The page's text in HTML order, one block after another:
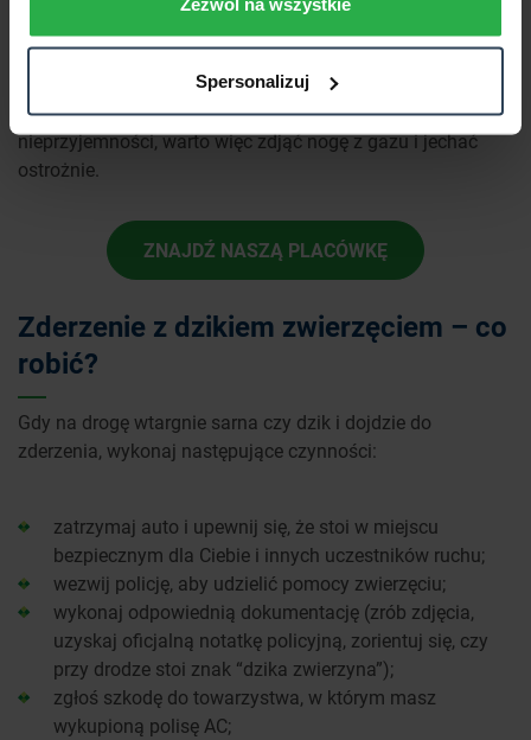
Spersonalizuj
drodze nieodpowiedzialnie (np. jechał zbyt szybko).
Zarówno ubezpieczyciel, jak i sąd najpewniej rozpatrzy
taką sprawę na niekorzyść kierowcy. Aby uniknąć
nieprzyjemności, warto więc zdjąć nogę z gazu i jechać
ostrożnie.
ZNAJDŹ NASZĄ PLACÓWKĘ
Zderzenie z dzikiem zwierzęciem – co
robić?
Gdy na drogę wtargnie sarna czy dzik i dojdzie do
zderzenia, wykonaj następujące czynności:
zatrzymaj auto i upewnij się, że stoi w miejscu
bezpiecznym dla Ciebie i innych uczestników ruchu;
wezwij policję, aby udzielić pomocy zwierzęciu;
wykonaj odpowiednią dokumentację (zrób zdjęcia,
uzyskaj oficjalną notatkę policyjną, zorientuj się, czy
przy drodze stoi znak “dzika zwierzyna”);
zgłoś szkodę do towarzystwa, w którym masz
wykupioną polisę AC;